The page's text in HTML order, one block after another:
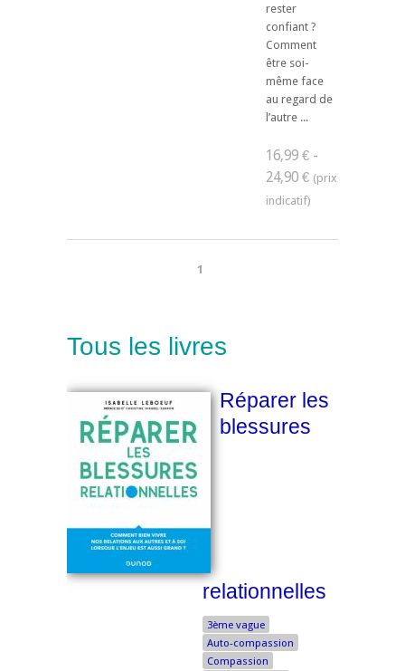
rester
confiant ?
Comment
être soi-
même face
au regard de
l’autre ...
16,99 € -
24,90 €
1
Tous les livres
Réparer les
blessures
relationnelles
3ème vague
Auto-compassion
Compassion